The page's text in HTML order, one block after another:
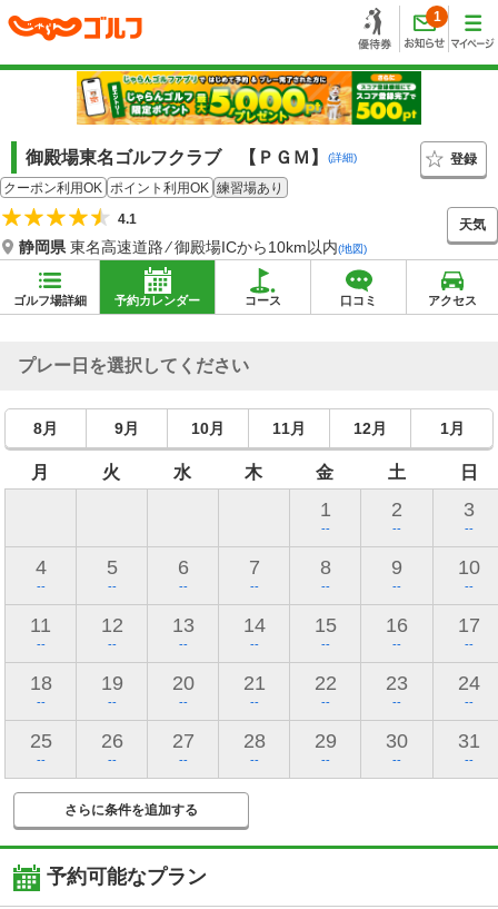
1
御殿場東名ゴルフクラブ 【ＰＧＭ】 (詳細)
登録
クーポン利用OK ポイント利用OK 練習場あり
4.1
静岡県東名高速道路 ⁄ 御殿場ICから10km以内(地図)
天気
ゴルフ場詳細 予約カレンダー コース 口コミ アクセス
プレー日を選択してください
8月 9月 10月 11月 12月 1月
月 火 水 木 金 土 日
1
--
2
--
3
--
4
--
5
--
6
--
7
--
8
--
9
--
10
--
11
--
12
--
13
--
14
--
15
--
16
--
17
--
18
--
19
--
20
--
21
--
22
--
23
--
24
--
25
--
26
--
27
--
28
--
29
--
30
--
31
--
さらに条件を追加する
予約可能なプラン